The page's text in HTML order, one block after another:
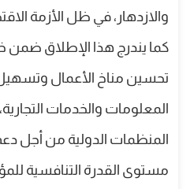
والازدهار، في ظل الأزمة
كما يندرج هذا الإطلاق
تحسين مناخ الأعمال
المعلومات والخدمات
المنظمات الدولية من أجل
مستوى القدرة التنافسية